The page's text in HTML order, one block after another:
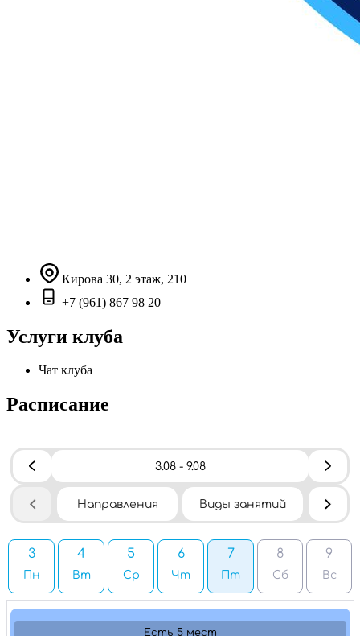
Кирова 30, 2 этаж, 210
+7 (961) 867 98 20
Услуги клуба
Чат клуба
Расписание